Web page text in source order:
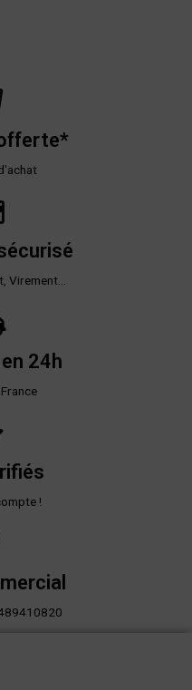
Virement...
24h
!